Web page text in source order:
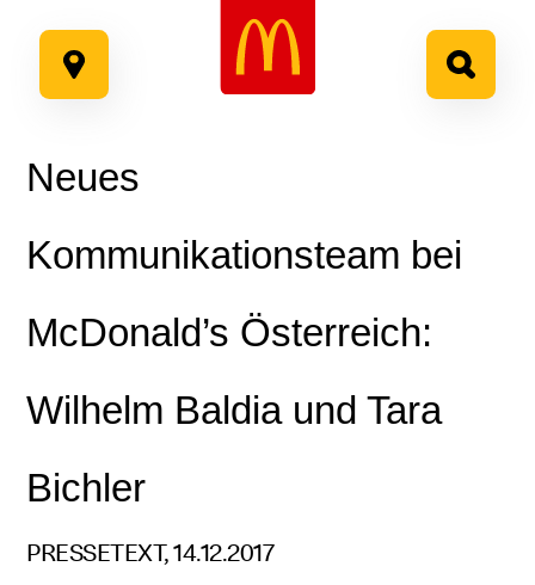
Inhalt
springen
Neues
Kommunikationsteam bei
McDonald’s Österreich:
Wilhelm Baldia und Tara
Bichler
PRESSETEXT, 14.12.2017